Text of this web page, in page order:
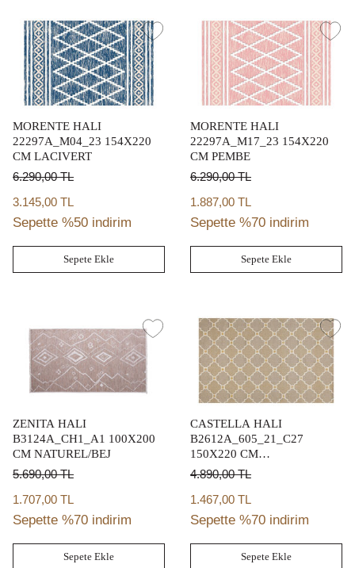
MORENTE HALI
22297A_M04_23 154X220
CM LACIVERT
6.290,00TL
3.145,00 TL
Sepette %50 indirim
Sepete Ekle
MORENTE HALI
22297A_M17_23 154X220
CM PEMBE
6.290,00TL
1.887,00 TL
Sepette %70 indirim
Sepete Ekle
ZENITA HALI
B3124A_CH1_A1 100X200
CM NATUREL/BEJ
5.690,00TL
1.707,00 TL
Sepette %70 indirim
Sepete Ekle
CASTELLA HALI
B2612A_605_21_C27
150X220 CM
KAHVE/KREM/SARI
4.890,00TL
1.467,00 TL
Sepette %70 indirim
Sepete Ekle